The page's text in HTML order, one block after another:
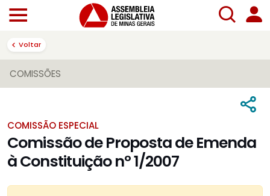
Voltar
COMISSÕES
COMISSÃO ESPECIAL
Comissão de Proposta de Emenda
à Constituição nº 1/2007